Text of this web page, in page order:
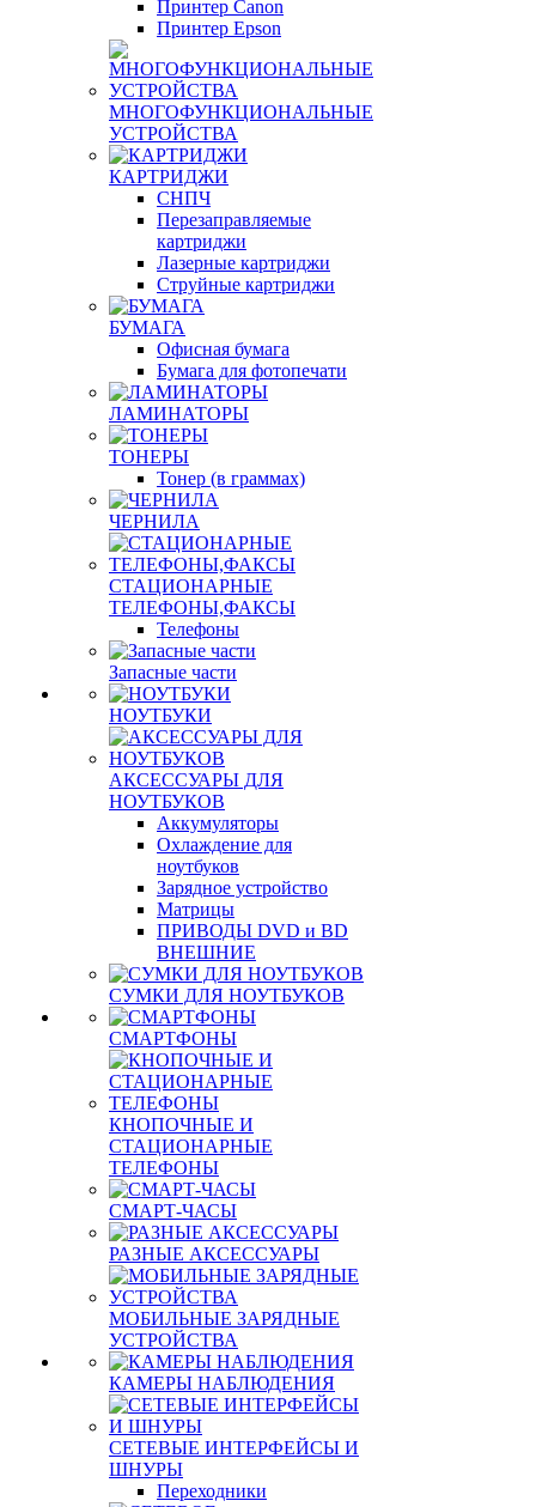
Принтер Canon
Принтер Epson
МНОГОФУНКЦИОНАЛЬНЫЕ
УСТРОЙСТВА
КАРТРИДЖИ
СНПЧ
Перезаправляемые
картриджи
Лазерные картриджи
Струйные картриджи
БУМАГА
Офисная бумага
Бумага для фотопечати
ЛАМИНАТОРЫ
ТОНЕРЫ
Тонер (в граммах)
ЧЕРНИЛА
СТАЦИОНАРНЫЕ
ТЕЛЕФОНЫ,ФАКСЫ
Телефоны
Запасные части
НОУТБУКИ
АКСЕССУАРЫ ДЛЯ
НОУТБУКОВ
Аккумуляторы
Охлаждение для
ноутбуков
Зарядное устройство
Матрицы
ПРИВОДЫ DVD и BD
ВНЕШНИЕ
СУМКИ ДЛЯ НОУТБУКОВ
СМАРТФОНЫ
КНОПОЧНЫЕ И
СТАЦИОНАРНЫЕ
ТЕЛЕФОНЫ
СМАРТ-ЧАСЫ
РАЗНЫЕ АКСЕССУАРЫ
МОБИЛЬНЫЕ ЗАРЯДНЫЕ
УСТРОЙСТВА
КАМЕРЫ НАБЛЮДЕНИЯ
СЕТЕВЫЕ ИНТЕРФЕЙСЫ И
ШНУРЫ
Переходники